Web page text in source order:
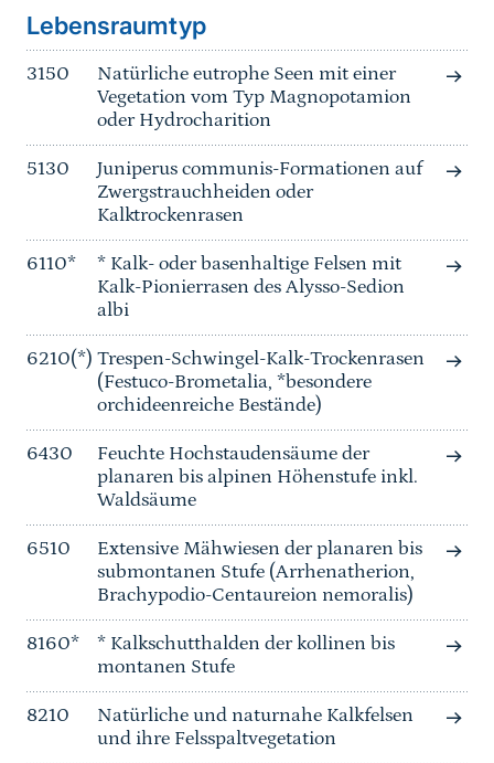
Lebensraumtyp
3150
Natürliche eutrophe Seen mit einer
Vegetation vom Typ Magnopotamion
oder Hydrocharition
5130
Juniperus communis-Formationen auf
Zwergstrauchheiden oder
Kalktrockenrasen
6110*
* Kalk- oder basenhaltige Felsen mit
Kalk-Pionierrasen des Alysso-Sedion
albi
6210(*) Trespen-Schwingel-Kalk-Trockenrasen
(Festuco-Brometalia, *besondere
orchideenreiche Bestände)
6430
Feuchte Hochstaudensäume der
planaren bis alpinen Höhenstufe inkl.
Waldsäume
6510
Extensive Mähwiesen der planaren bis
submontanen Stufe (Arrhenatherion,
Brachypodio-Centaureion nemoralis)
8160*
* Kalkschutthalden der kollinen bis
montanen Stufe
8210
Natürliche und naturnahe Kalkfelsen
und ihre Felsspaltvegetation